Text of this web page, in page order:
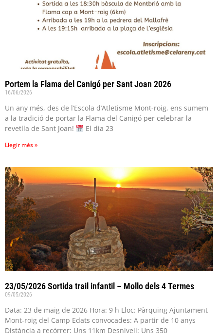
Portem la Flama del Canigó per Sant Joan 2026
16/06/2026
Un any més, des de l’Escola d’Atletisme Mont-roig, ens sumem
a la tradició de portar la Flama del Canigó per celebrar la
revetlla de Sant Joan!
El dia 23
Llegir més »
23/05/2026 Sortida trail infantil – Mollo dels 4 Termes
09/05/2026
Data: 23 de maig de 2026 Hora: 9 h Lloc: Pàrquing Ajuntament
Mont-roig del Camp Edats convocades: A partir de 10 anys
Distància a recórrer: Uns 11km Desnivell: Uns 350